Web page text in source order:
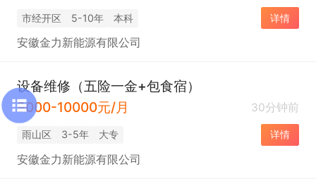
市经开区 5-10年 本科 详情
安徽金力新能源有限公司
设备维修（五险一金+包食宿）
9000-10000元/月
30分钟前
雨山区 3-5年 大专 详情
安徽金力新能源有限公司